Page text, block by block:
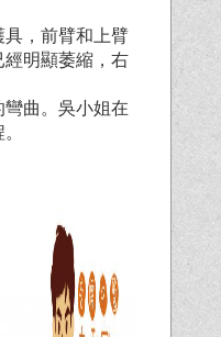
，前臂和上臂
經明顯萎縮，右
曲。吳小姐在